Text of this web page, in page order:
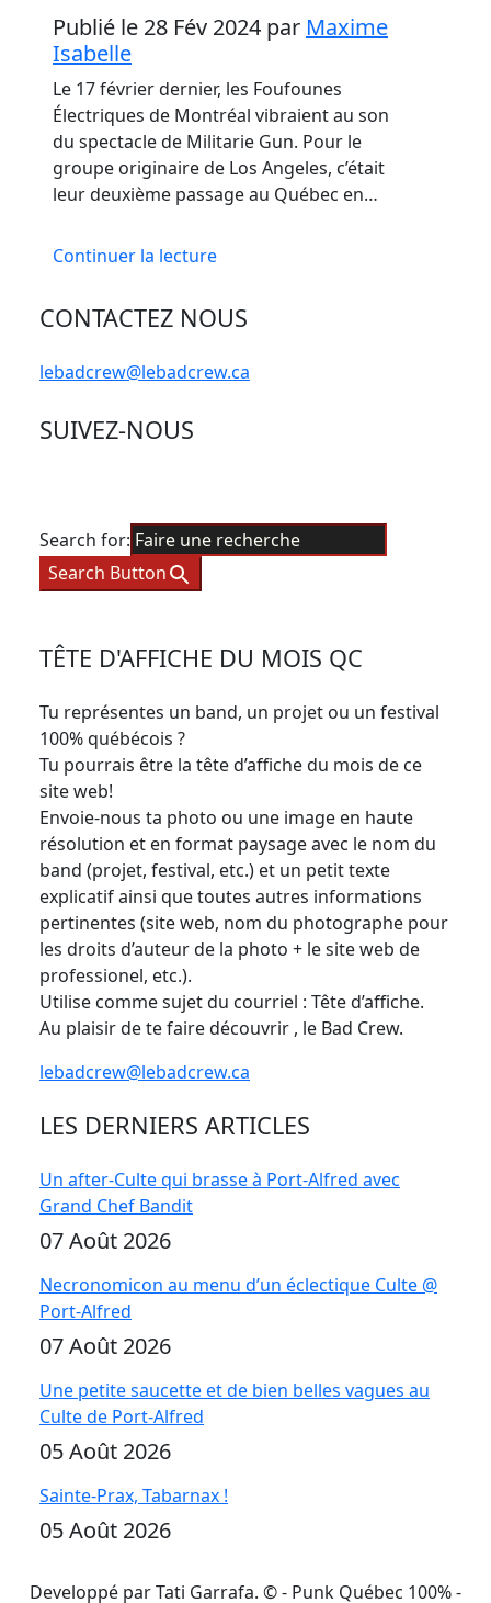
Publié le 28 Fév 2024 par Maxime
Isabelle
Le 17 février dernier, les Foufounes
Électriques de Montréal vibraient au son
du spectacle de Militarie Gun. Pour le
groupe originaire de Los Angeles, c’était
leur deuxième passage au Québec en…
Continuer la lecture
CONTACTEZ NOUS
lebadcrew@lebadcrew.ca
SUIVEZ-NOUS
Search for:
Search Button
TÊTE D'AFFICHE DU MOIS QC
Tu représentes un band, un projet ou un festival
100% québécois ?
Tu pourrais être la tête d’affiche du mois de ce
site web!
Envoie-nous ta photo ou une image en haute
résolution et en format paysage avec le nom du
band (projet, festival, etc.) et un petit texte
explicatif ainsi que toutes autres informations
pertinentes (site web, nom du photographe pour
les droits d’auteur de la photo + le site web de
professionel, etc.).
Utilise comme sujet du courriel : Tête d’affiche.
Au plaisir de te faire découvrir , le Bad Crew.
lebadcrew@lebadcrew.ca
LES DERNIERS ARTICLES
Un after-Culte qui brasse à Port-Alfred avec
Grand Chef Bandit
07 Août 2026
Necronomicon au menu d’un éclectique Culte @
Port-Alfred
07 Août 2026
Une petite saucette et de bien belles vagues au
Culte de Port-Alfred
05 Août 2026
Sainte-Prax, Tabarnax !
05 Août 2026
Developpé par Tati Garrafa. ©- Punk Québec 100% -